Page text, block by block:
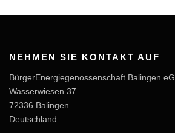
NEHMEN SIE KONTAKT AUF
BürgerEnergiegenossenschaft Balingen eG
Wasserwiesen 37
72336 Balingen
Deutschland